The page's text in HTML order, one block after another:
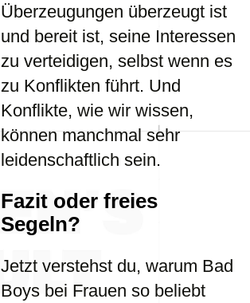
Überzeugungen überzeugt ist
und bereit ist, seine Interessen
zu verteidigen, selbst wenn es
zu Konflikten führt. Und
Konflikte, wie wir wissen,
können manchmal sehr
leidenschaftlich sein.
Fazit oder freies
Segeln?
Jetzt verstehst du, warum Bad
Boys bei Frauen so beliebt